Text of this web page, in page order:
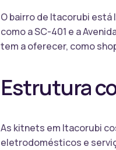
O bairro de Itacorubi
como a SC-401 e a
tem a oferecer, como
Estrutura
As kitnets em Itacorubi
eletrodomésticos e